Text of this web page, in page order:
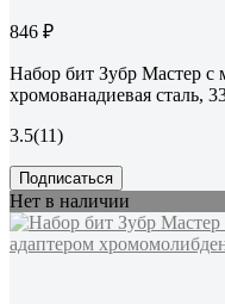
846 ₽
Набор бит Зубр Мастер с
хромованадиевая сталь,
3.5(11)
Подписаться
Нет в наличии